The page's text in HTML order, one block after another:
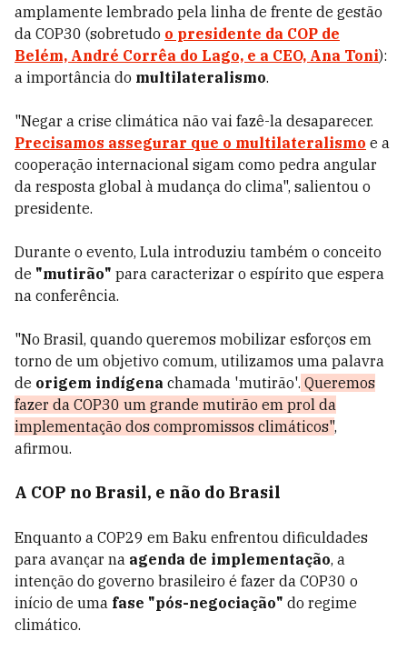
amplamente lembrado pela linha de frente de gestão
da COP30 (sobretudo o presidente da COP de
Belém, André Corrêa do Lago, e a CEO, Ana Toni):
a importância do multilateralismo.
"Negar a crise climática não vai fazê-la desaparecer.
Precisamos assegurar que o multilateralismo e a
cooperação internacional sigam como pedra angular
da resposta global à mudança do clima", salientou o
presidente.
Durante o evento, Lula introduziu também o conceito
de "mutirão" para caracterizar o espírito que espera
na conferência.
"No Brasil, quando queremos mobilizar esforços em
torno de um objetivo comum, utilizamos uma palavra
de origem indígena chamada 'mutirão'. Queremos
fazer da COP30 um grande mutirão em prol da
implementação dos compromissos climáticos",
afirmou.
A COP no Brasil, e não do Brasil
Enquanto a COP29 em Baku enfrentou dificuldades
para avançar na agenda de implementação, a
intenção do governo brasileiro é fazer da COP30 o
início de uma fase "pós-negociação" do regime
climático.